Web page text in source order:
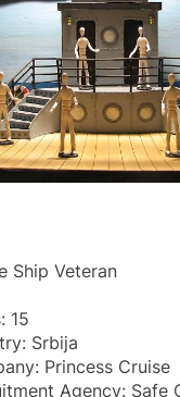
Ship Veteran
15
Srbija
Princess Cruise
Agency: Safe